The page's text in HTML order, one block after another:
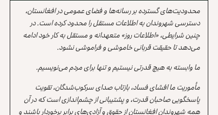
محدودیت‌های گسترده بر رسانه‌ها و فضای عمومی در افغانستان،
دسترسی شهروندان به اطلاعات مستقل را محدود کرده است. در
چنین شرایطی، «اطلاعات روز» متعهدانه و مستقل به کار خود ادامه
می‌دهد تا حقیقت قربانی خاموشی و فراموشی نشود.
ما وابسته به هیچ قدرتی نیستیم و تنها برای مردم می‌نویسیم.
مأموریت ما افشای فساد، بازتاب صدای سرکوب‌شدگان، تقویت
پاسخگویی صاحبان قدرت، و پشتیبانی از چشم‌اندازی است که در آن
همه شهروندان افغانستان از حقوق و آزادی‌های برابر برخوردار باشند و